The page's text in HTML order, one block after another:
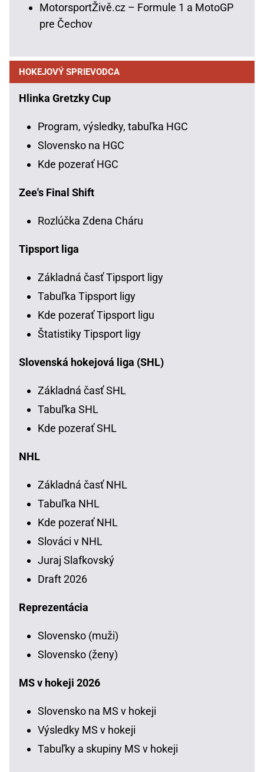
MotorsportŽivě.cz – Formule 1 a MotoGP
pre Čechov
HOKEJOVÝ SPRIEVODCA
Hlinka Gretzky Cup
Program, výsledky, tabuľka HGC
Slovensko na HGC
Kde pozerať HGC
Zee's Final Shift
Rozlúčka Zdena Cháru
Tipsport liga
Základná časť Tipsport ligy
Tabuľka Tipsport ligy
Kde pozerať Tipsport ligu
Štatistiky Tipsport ligy
Slovenská hokejová liga (SHL)
Základná časť SHL
Tabuľka SHL
Kde pozerať SHL
NHL
Základná časť NHL
Tabuľka NHL
Kde pozerať NHL
Slováci v NHL
Juraj Slafkovský
Draft 2026
Reprezentácia
Slovensko (muži)
Slovensko (ženy)
MS v hokeji 2026
Slovensko na MS v hokeji
Výsledky MS v hokeji
Tabuľky a skupiny MS v hokeji